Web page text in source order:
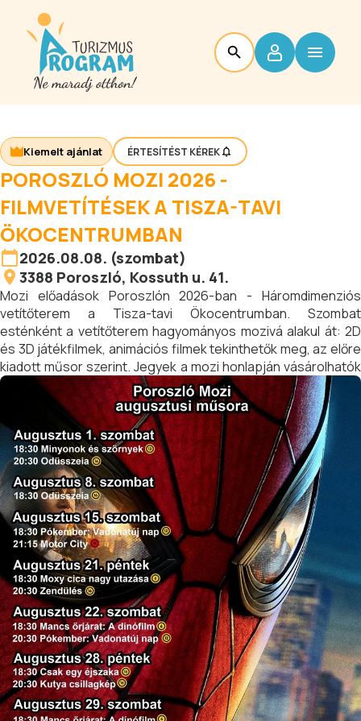
Kiemelt ajánlat ÉRTESÍTÉST KÉREK
POROSZLÓ MOZI 2026 -
FILMVETÍTÉSEK A TISZA-TAVI
ÖKOCENTRUMBAN
2026.08.08. (szombat)
3388 Poroszló, Kossuth u. 41.
Mozi előadások Poroszlón 2026-ban - Háromdimenziós
vetítőterem a Tisza-tavi Ökocentrumban. Szombat
esténként a vetítőterem hagyományos mozivá alakul át: 2D
és 3D játékfilmek, animációs filmek tekinthetők meg, az előre
kiadott műsor szerint. Jegyek a mozi honlapján vásárolhatók
meg online 2.500 Ft-os áron.